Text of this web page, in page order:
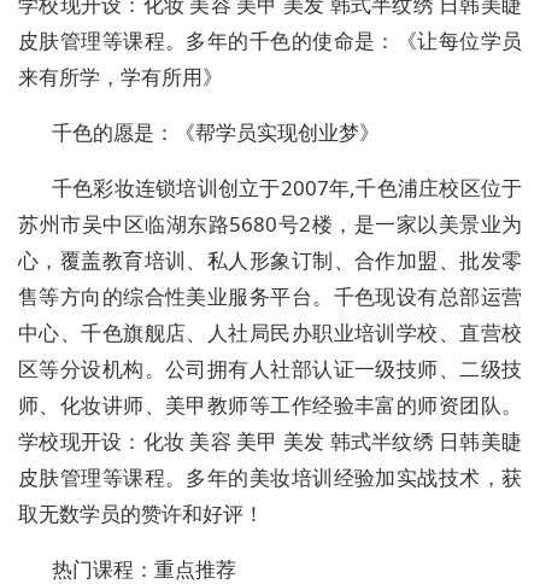
皮肤管理等课程。多年的千色的使命是：《让每位学员
来有所学，学有所用》
千色的愿是：《帮学员实现创业梦》
千色彩妆连锁培训创立于2007年,千色浦庄校区位于
苏州市吴中区临湖东路5680号2楼，是一家以美景业为
心，覆盖教育培训、私人形象订制、合作加盟、批发零
售等方向的综合性美业服务平台。千色现设有总部运营
中心、千色旗舰店、人社局民办职业培训学校、直营校
区等分设机构。公司拥有人社部认证一级技师、二级技
师、化妆讲师、美甲教师等工作经验丰富的师资团队。
学校现开设：化妆 美容 美甲 美发 韩式半纹绣 日韩美睫
皮肤管理等课程。多年的美妆培训经验加实战技术，获
取无数学员的赞许和好评！
热门课程：重点推荐